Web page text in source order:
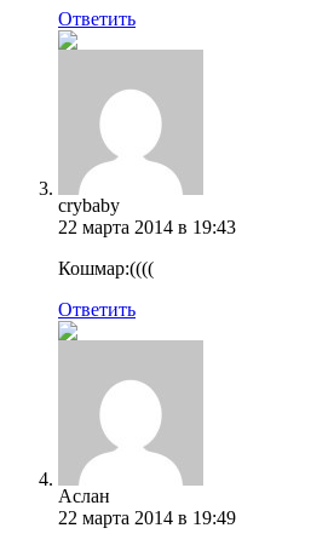
Ответить
crybaby
22 марта 2014 в 19:43
Кошмар:((((
Ответить
Аслан
22 марта 2014 в 19:49